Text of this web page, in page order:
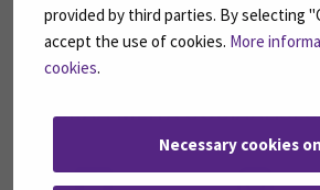
provided by third parties. By selecting
accept the use of cookies. More
cookies.
Necessary cookies
TILAA
SEURAA MEITÄ
Seuraa meitä